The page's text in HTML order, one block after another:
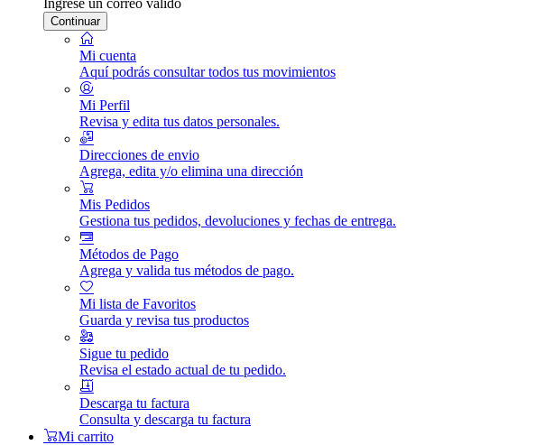
Continuar
Mi cuenta
Aquí podrás consultar todos tus movimientos
Mi Perfil
Revisa y edita tus datos personales.
Direcciones de envio
Agrega, edita y/o elimina una dirección
Mis Pedidos
Gestiona tus pedidos, devoluciones y fechas de entrega.
Métodos de Pago
Agrega y valida tus métodos de pago.
Mi lista de Favoritos
Guarda y revisa tus productos
Sigue tu pedido
Revisa el estado actual de tu pedido.
Descarga tu factura
Consulta y descarga tu factura
Mi carrito